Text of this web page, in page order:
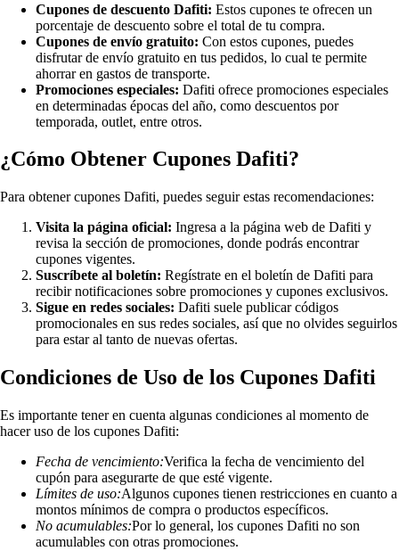
Cupones de descuento Dafiti: Estos cupones te ofrecen un
porcentaje de descuento sobre el total de tu compra.
Cupones de envío gratuito: Con estos cupones, puedes
disfrutar de envío gratuito en tus pedidos, lo cual te permite
ahorrar en gastos de transporte.
Promociones especiales: Dafiti ofrece promociones especiales
en determinadas épocas del año, como descuentos por
temporada, outlet, entre otros.
¿Cómo Obtener Cupones Dafiti?
Para obtener cupones Dafiti, puedes seguir estas recomendaciones:
Visita la página oficial: Ingresa a la página web de Dafiti y
revisa la sección de promociones, donde podrás encontrar
cupones vigentes.
Suscríbete al boletín: Regístrate en el boletín de Dafiti para
recibir notificaciones sobre promociones y cupones exclusivos.
Sigue en redes sociales: Dafiti suele publicar códigos
promocionales en sus redes sociales, así que no olvides seguirlos
para estar al tanto de nuevas ofertas.
Condiciones de Uso de los Cupones Dafiti
Es importante tener en cuenta algunas condiciones al momento de
hacer uso de los cupones Dafiti:
Fecha de vencimiento:Verifica la fecha de vencimiento del
cupón para asegurarte de que esté vigente.
Límites de uso:Algunos cupones tienen restricciones en cuanto a
montos mínimos de compra o productos específicos.
No acumulables:Por lo general, los cupones Dafiti no son
acumulables con otras promociones.